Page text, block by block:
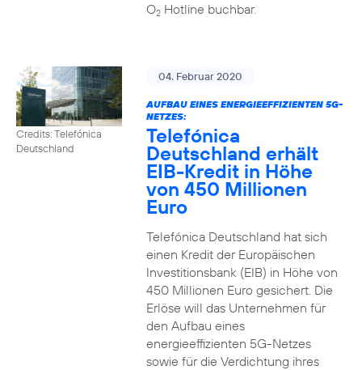
O2Hotline buchbar.
Credits: Telefónica
Deutschland
04. Februar 2020
AUFBAU EINES ENERGIEEFFIZIENTEN 5G-
NETZES:
Telefónica
Deutschland erhält
EIB-Kredit in Höhe
von 450 Millionen
Euro
Telefónica Deutschland hat sich
einen Kredit der Europäischen
Investitionsbank (EIB) in Höhe von
450 Millionen Euro gesichert. Die
Erlöse will das Unternehmen für
den Aufbau eines
energieeffizienten 5G-Netzes
sowie für die Verdichtung ihres